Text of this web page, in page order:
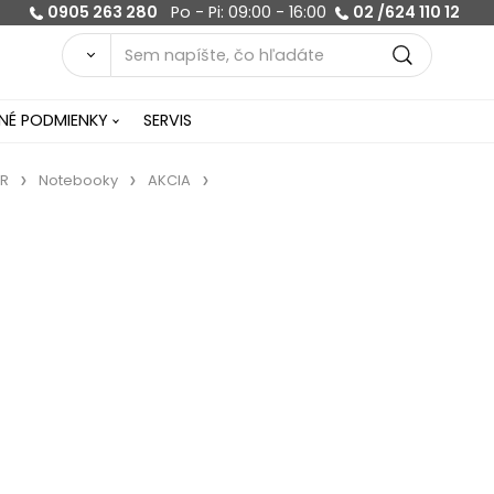
0905 263 280 Po - Pi: 09:00 - 16:00 02 /624 110 12
PODMIENKY SERVIS
Notebooky AKCIA